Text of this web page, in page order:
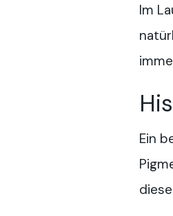
Im
Ein